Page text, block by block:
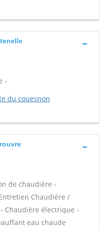
-
du couesnon
de chaudière -
Chaudière /
Chaudière électrique -
eau chaude